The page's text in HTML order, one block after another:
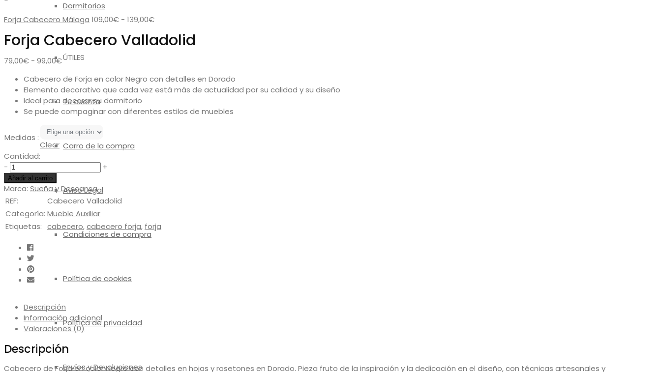
Dormitorios
ÚTILES
Tu cuenta
Carro de la compra
Aviso Legal
Condiciones de compra
Política de cookies
Política de privacidad
Envíos y Devoluciones
original
era:
es:
Forja Cabecero Málaga 109,00€ - 139,00€Rango
precios:
139,00€
Forja Cabecero Valladolid
79,00€ - 99,00€Rango
precios:
desde
79,00€
hasta
Cabecero de Forja en color Negro con detalles en Dorado
Elemento decorativo que cada vez está más de actualidad por su calidad y su diseño
Ideal para decorar su dormitorio
Se puede compaginar con diferentes estilos de muebles
Medidas :
Clear
Cantidad:
- Cantidad +
Añadir al carrito
Marca: Sueña y Descansa
REF:
Cabecero Valladolid
Categoría: Mueble Auxiliar
Etiquetas: cabecero,cabecero forja, forja
Descripción
Información adicional
Valoraciones (0)
Descripción
Cabecero de Forja en color Negro con detalles en hojas y rosetones en Dorado. Pieza fruto de la inspiración y la dedicación en el diseño, con técnicas artesanales y